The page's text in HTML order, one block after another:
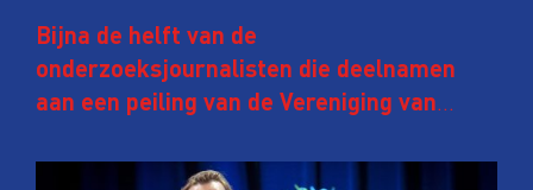
Bijna de helft van de
onderzoeksjournalisten die deelnamen
aan een peiling van de Vereniging van
afgelopen twee jaar te maken met